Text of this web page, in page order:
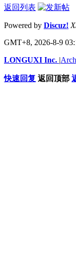
返回列表
Powered by Discuz!
GMT+8, 2026-8-9
LONGUXI Inc. |
快速回复 返回顶部